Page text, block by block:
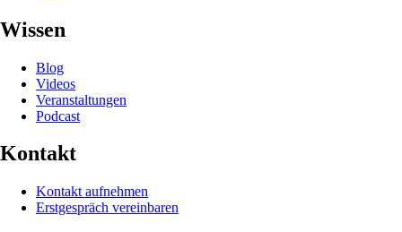
Wissen
Blog
Videos
Veranstaltungen
Podcast
Kontakt
Kontakt aufnehmen
Erstgespräch vereinbaren